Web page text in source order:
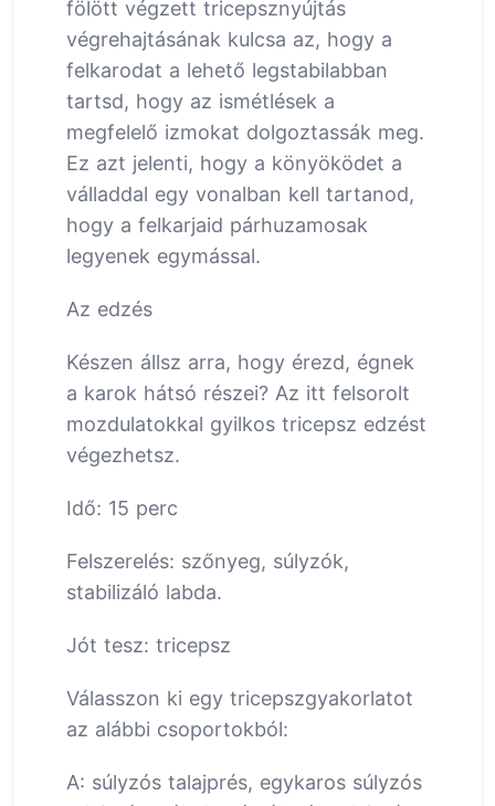
fölött végzett tricepsznyújtás
végrehajtásának kulcsa az, hogy a
felkarodat a lehető legstabilabban
tartsd, hogy az ismétlések a
megfelelő izmokat dolgoztassák meg.
Ez azt jelenti, hogy a könyöködet a
válladdal egy vonalban kell tartanod,
hogy a felkarjaid párhuzamosak
legyenek egymással.
Az edzés
Készen állsz arra, hogy érezd, égnek
a karok hátsó részei? Az itt felsorolt
mozdulatokkal gyilkos tricepsz edzést
végezhetsz.
Idő: 15 perc
Felszerelés: szőnyeg, súlyzók,
stabilizáló labda.
Jót tesz: tricepsz
Válasszon ki egy tricepszgyakorlatot
az alábbi csoportokból:
A: súlyzós talajprés, egykaros súlyzós